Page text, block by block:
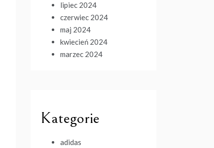
lipiec 2024
czerwiec 2024
maj 2024
kwiecień 2024
marzec 2024
Kategorie
adidas